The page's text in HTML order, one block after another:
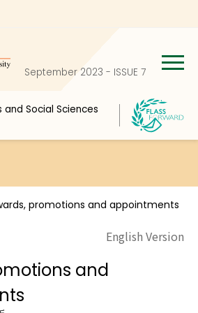
September 2023 - ISSUE 7
Social Sciences
promotions and appointments
English Version
and